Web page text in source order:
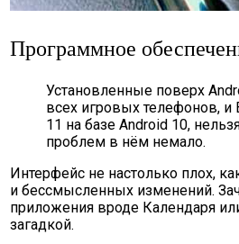
Программное
Установленные поверх
всех игровых телефонов, и
11 на базе Android 10,
проблем в нём немало.
Интерфейс не настолько плох,
и бессмысленных изменений.
приложения вроде Календаря
загадкой.